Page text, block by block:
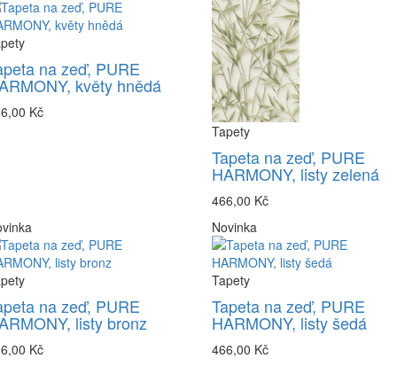
na zeď, PURE
květy hnědá
Kč
Tapety
Tapeta na zeď, PURE
HARMONY, listy zelená
466,00 Kč
na zeď, PURE
listy bronz
Kč
Novinka
Tapety
Tapeta na zeď, PURE
HARMONY, listy šedá
466,00 Kč